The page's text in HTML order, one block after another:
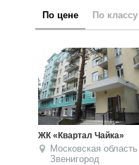
по цене по классу
ЖК «Успенский»
Московская
Одинцовский район